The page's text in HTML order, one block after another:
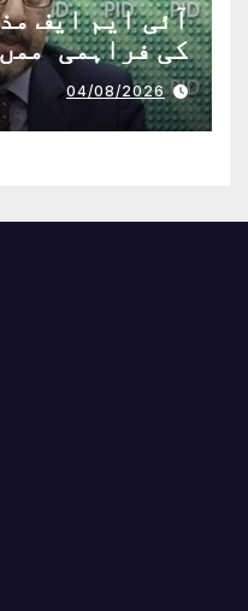
آئی ایم ایف
کی فراہمی
04/08/2026